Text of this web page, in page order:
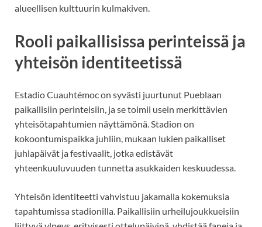
alueellisen kulttuurin kulmakiven.
Rooli paikallisissa perinteissä ja
yhteisön identiteetissä
Estadio Cuauhtémoc on syvästi juurtunut Pueblaan
paikallisiin perinteisiin, ja se toimii usein merkittävien
yhteisötapahtumien näyttämönä. Stadion on
kokoontumispaikka juhliin, mukaan lukien paikalliset
juhlapäivät ja festivaalit, jotka edistävät
yhteenkuuluvuuden tunnetta asukkaiden keskuudessa.
Yhteisön identiteetti vahvistuu jakamalla kokemuksia
tapahtumissa stadionilla. Paikallisiin urheilujoukkueisiin